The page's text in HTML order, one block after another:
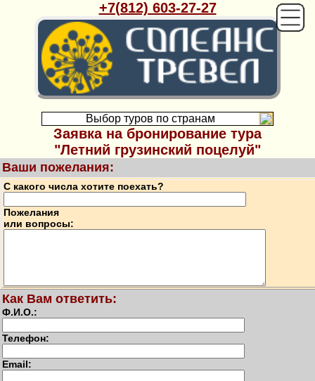
+7(812) 603-27-27
Выбор туров по странам
Заявка на бронирование тура
"Летний грузинский поцелуй"
Ваши пожелания:
С какого числа хотите поехать?
Пожелания
или вопросы:
Как Вам ответить:
Ф.И.О.:
Телефон:
Email: